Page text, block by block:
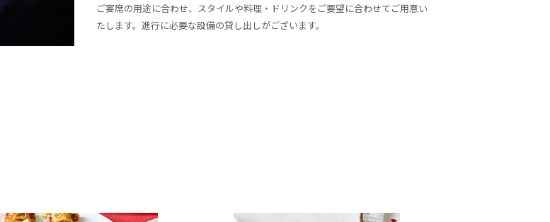
ご宴席の用途に合わせ、スタイルや料理・ドリンクをご要望に合わせてご用意い
たします。進行に必要な設備の貸し出しがございます。